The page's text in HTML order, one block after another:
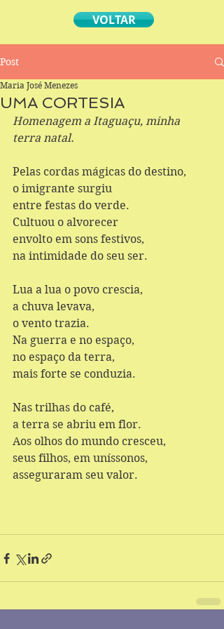
VOLTAR
Post
UMA CORTESIA
Maria José Menezes
Homenagem a Itaguaçu, minha
terra natal.
Pelas cordas mágicas do destino,
o imigrante surgiu
entre festas do verde.
Cultuou o alvorecer
envolto em sons festivos,
na intimidade do seu ser.
Lua a lua o povo crescia,
a chuva levava,
o vento trazia.
Na guerra e no espaço,
no espaço da terra,
mais forte se conduzia.
Nas trilhas do café,
a terra se abriu em flor.
Aos olhos do mundo cresceu,
seus filhos, em uníssonos,
asseguraram seu valor.